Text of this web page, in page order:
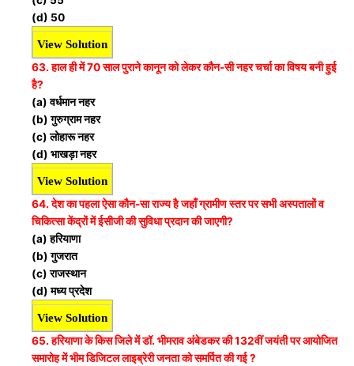
(d) 50
View Solution
63. हाल ही में 70 साल पुराने कानून को लेकर कौन-सी नहर चर्चा का विषय बनी हुई
है?
(a) वर्धमान नहर
(b) गुरुग्राम नहर
(c) लोहारू नहर
(d) भाखड़ा नहर
View Solution
64. देश का पहला ऐसा कौन-सा राज्य है जहाँ ग्रामीण स्तर पर सभी अस्पतालों व
चिकित्सा केंद्रों में ईसीजी की सुविधा प्रदान की जाएगी?
(a) हरियाणा
(b) गुजरात
(c) राजस्थान
(d) मध्य प्रदेश
View Solution
65. हरियाणा के किस जिले में डॉ. भीमराव अंबेडकर की 132वीं जयंती पर आयोजित
समारोह में भीम डिजिटल लाइब्रेरी जनता को समर्पित की गई ?